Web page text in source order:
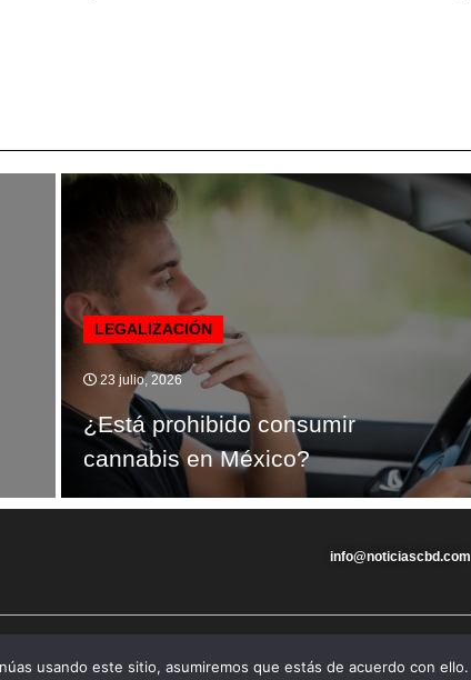
LEGALIZACIÓN
23 julio, 2026
¿Está prohibido consumir
cannabis en México?
info@noticiascbd.com
usando este sitio, asumiremos que estás de acuerdo con ello.